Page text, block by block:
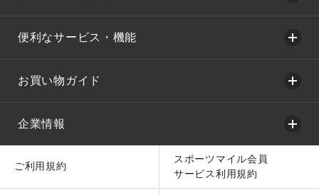
便利なサービス・機能
お買い物ガイド
企業情報
ご利用規約
スポーツマイル会員
サービス利用規約